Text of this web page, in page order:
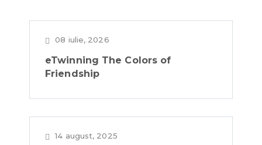
08 iulie, 2026
eTwinning The Colors of
Friendship
14 august, 2025